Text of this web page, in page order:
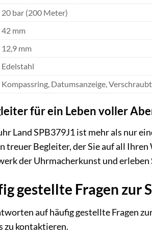
20 bar (200 Meter)
42 mm
12,9 mm
Edelstahl
Kompassring, Datumsanzeige,
für ein Leben voller
Land SPB379J1 ist mehr als nur
treuer Begleiter, der Sie auf all
der Uhrmacherkunst und erleben
gestellte Fragen zur
auf häufig gestellte Fragen
zu kontaktieren.